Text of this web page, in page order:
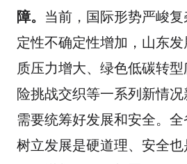
障。 当前，国际形势严峻
定性不确定性增加，山东
质压力增大、绿色低碳转
险挑战交织等一系列新情
需要统筹好发展和安全。
树立发展是硬道理、安全也